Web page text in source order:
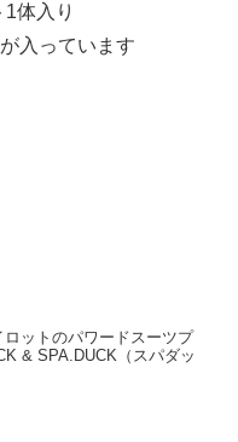
体入り
入っています
ロットのパワードスーツプ
& SPA.DUCK（スパダッ